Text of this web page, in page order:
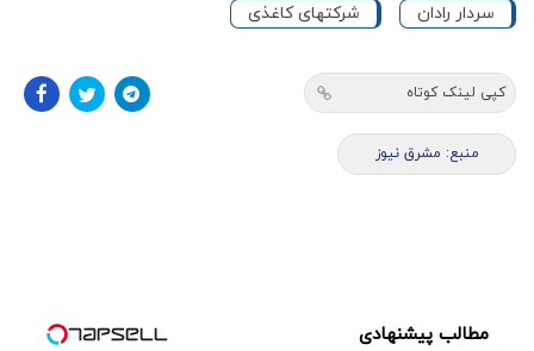
سردار رادان شرکتهای کاغذی
کپی لینک کوتاه
منبع: مشرق نیوز
مطالب پیشنهادی